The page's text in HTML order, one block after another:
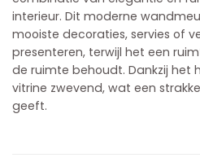
interieur. Dit moderne
mooiste decoraties, servies of
presenteren, terwijl het een
de ruimte behoudt. Dankzij het
vitrine zwevend, wat een
geeft.